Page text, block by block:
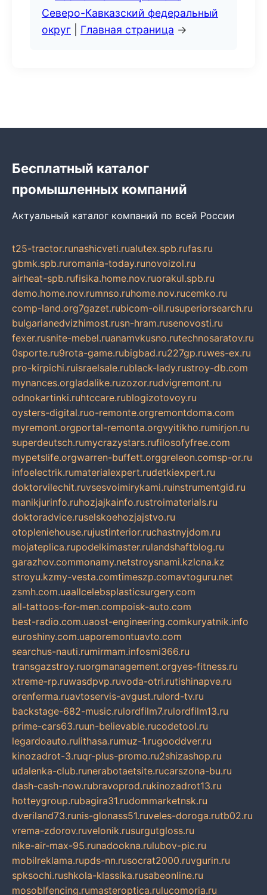
Северо-Кавказский федеральный
округ
Главная страница →
Бесплатный каталог
промышленных компаний
Актуальный каталог компаний по всей России
t25-tractor.runashicveti.rualutex.spb.rufas.ru
gbmk.spb.ruromania-today.runovoizol.ru
airheat-spb.rufisika.home.nov.ruorakul.spb.ru
demo.home.nov.rumnso.ruhome.nov.rucemko.ru
comp-land.org7gazet.rubicom-oil.rusuperiorsearch.ru
bulgarianedvizhimost.rusn-hram.rusenovosti.ru
fexer.rusnite-mebel.ruanamvkusno.rutechnosaratov.ru
0sporte.ru9rota-game.rubigbad.ru227gp.ruwes-ex.ru
pro-kirpichi.ruisraelsale.rublack-lady.rustroy-db.com
mynances.orgladalike.ruzozor.rudvigremont.ru
odnokartinki.ruhtccare.rublogizotovoy.ru
oysters-digital.ruo-remonte.orgremontdoma.com
myremont.orgportal-remonta.orgvyitikho.rumirjon.ru
superdeutsch.rumycrazystars.rufilosofyfree.com
mypetslife.orgwarren-buffett.orggreleon.comsp-or.ru
infoelectrik.rumaterialexpert.rudetkiexpert.ru
doktorvilechit.ruvsesvoimirykami.ruinstrumentgid.ru
manikjurinfo.ruhozjajkainfo.rustroimaterials.ru
doktoradvice.ruselskoehozjajstvo.ru
otopleniehouse.rujustinterior.ruchastnyjdom.ru
mojateplica.rupodelkimaster.rulandshaftblog.ru
garazhov.commonamy.netstroysnami.kzlcna.kz
stroyu.kzmy-vesta.comtimeszp.comavtoguru.net
zsmh.com.uaallcelebsplasticsurgery.com
all-tattoos-for-men.compoisk-auto.com
best-radio.com.uaost-engineering.comkuryatnik.info
euroshiny.com.uaporemontuavto.com
searchus-nauti.rumirmam.infosmi366.ru
transgazstroy.ruorgmanagement.orgyes-fitness.ru
xtreme-rp.ruwasdpvp.ruvoda-otri.rutishinapve.ru
orenferma.ruavtoservis-avgust.rulord-tv.ru
backstage-682-music.rulordfilm7.rulordfilm13.ru
prime-cars63.ruun-believable.rucodetool.ru
legardoauto.rulithasa.rumuz-1.rugooddver.ru
kinozadrot-3.ruqr-plus-promo.ru2shizashop.ru
udalenka-club.runerabotaetsite.rucarszona-bu.ru
dash-cash-now.rubravoprod.rukinozadrot13.ru
hotteygroup.rubagira31.rudommarketnsk.ru
dveriland73.runis-glonass51.ruveles-doroga.rutb02.ru
vrema-zdorov.ruvelonik.rusurgutgloss.ru
nike-air-max-95.runadookna.rulubov-pic.ru
mobilreklama.rupds-nn.rusocrat2000.ruvgurin.ru
spksochi.rushkola-klassika.rusabeonline.ru
mosoblfencing.rumasteroptica.rulucomoria.ru